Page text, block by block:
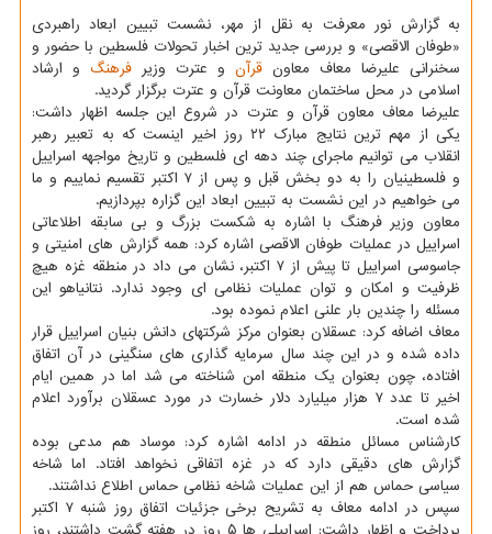
به گزارش نور معرفت به نقل از مهر، نشست تبیین ابعاد راهبردی
«طوفان الاقصی» و بررسی جدید ترین اخبار تحولات فلسطین با حضور و
سخنرانی علیرضا معاف معاون قرآن و عترت وزیر فرهنگ و ارشاد
اسلامی در محل ساختمان معاونت قرآن و عترت برگزار گردید.
علیرضا معاف معاون قرآن و عترت در شروع این جلسه اظهار داشت:
یکی از مهم ترین نتایج مبارک ۲۲ روز اخیر اینست که به تعبیر رهبر
انقلاب می توانیم ماجرای چند دهه ای فلسطین و تاریخ مواجهه اسراییل
و فلسطینیان را به دو بخش قبل و پس از ۷ اکتبر تقسیم نماییم و ما
می خواهیم در این نشست به تبیین ابعاد این گزاره بپردازیم.
معاون وزیر فرهنگ با اشاره به شکست بزرگ و بی سابقه اطلاعاتی
اسراییل در عملیات طوفان الاقصی اشاره کرد: همه گزارش های امنیتی و
جاسوسی اسراییل تا پیش از ۷ اکتبر، نشان می داد در منطقه غزه هیچ
ظرفیت و امکان و توان عملیات نظامی ای وجود ندارد. نتانیاهو این
مسئله را چندین بار علنی اعلام نموده بود.
معاف اضافه کرد: عسقلان بعنوان مرکز شرکتهای دانش بنیان اسراییل قرار
داده شده و در این چند سال سرمایه گذاری های سنگینی در آن اتفاق
افتاده، چون بعنوان یک منطقه امن شناخته می شد اما در همین ایام
اخیر تا عدد ۷ هزار میلیارد دلار خسارت در مورد عسقلان برآورد اعلام
شده است.
کارشناس مسائل منطقه در ادامه اشاره کرد: موساد هم مدعی بوده
گزارش های دقیقی دارد که در غزه اتفاقی نخواهد افتاد. اما شاخه
سیاسی حماس هم از این عملیات شاخه نظامی حماس اطلاع نداشتند.
سپس در ادامه معاف به تشریح برخی جزئیات اتفاق روز شنبه ۷ اکتبر
پرداخت و اظهار داشت: اسراییلی ها ۵ روز در هفته گشت داشتند، روز